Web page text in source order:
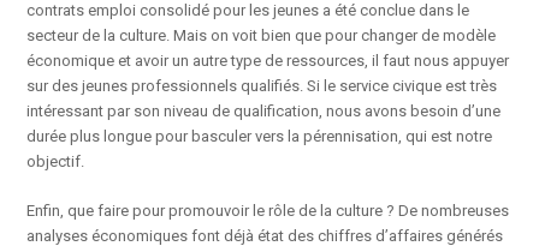
contrats emploi consolidé pour les jeunes a été conclue dans le
secteur de la culture. Mais on voit bien que pour changer de modèle
économique et avoir un autre type de ressources, il faut nous appuyer
sur des jeunes professionnels qualifiés. Si le service civique est très
intéressant par son niveau de qualification, nous avons besoin d’une
durée plus longue pour basculer vers la pérennisation, qui est notre
objectif.
Enfin, que faire pour promouvoir le rôle de la culture ? De nombreuses
analyses économiques font déjà état des chiffres d’affaires générés